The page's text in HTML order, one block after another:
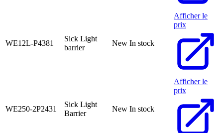
WE12L-P4381
Sick Light
barrier
New In stock
Afficher le
prix
WE250-2P2431
Sick Light
Barrier
New In stock
Afficher le
prix